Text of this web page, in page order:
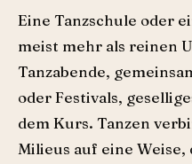
Eine Tanzschule oder
meist mehr als reinen
Tanzabende,
oder Festivals,
dem Kurs. Tanzen
Milieus auf eine